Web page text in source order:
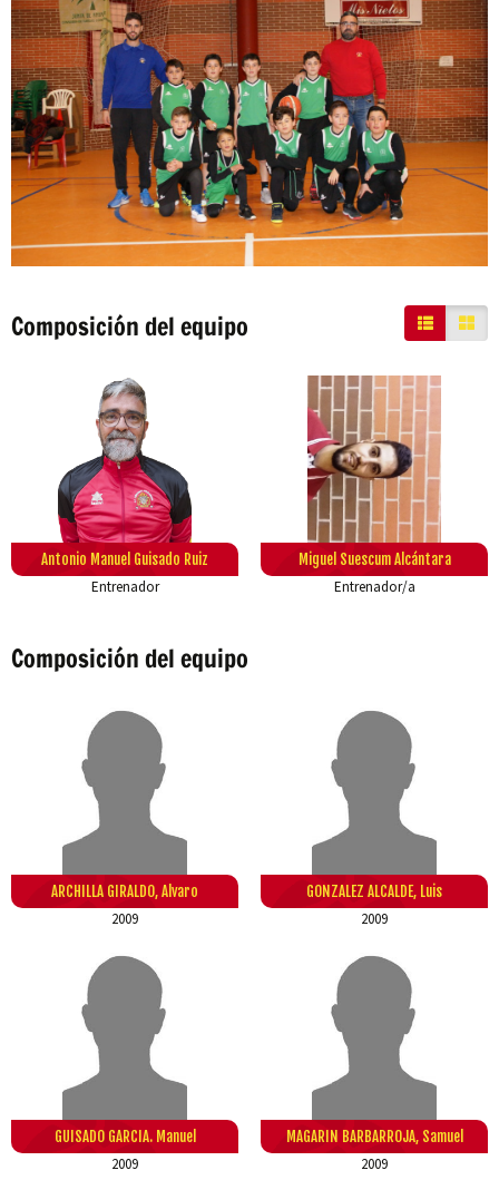
Composición del equipo
Antonio Manuel Guisado Ruiz
Entrenador
Miguel Suescum Alcántara
Entrenador/a
Composición del equipo
ARCHILLA GIRALDO, Alvaro
2009
GONZALEZ ALCALDE, Luis
2009
GUISADO GARCIA. Manuel
2009
MAGARIN BARBARROJA, Samuel
2009